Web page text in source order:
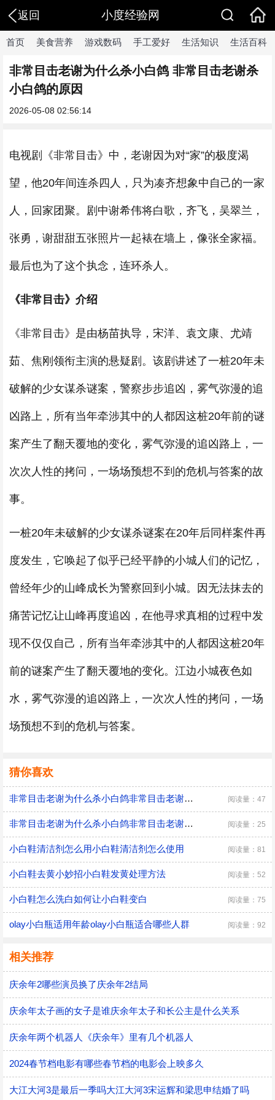
返回 小度经验网
首页 美食营养 游戏数码 手工爱好 生活知识 生活百科
非常目击老谢为什么杀小白鸽 非常目击老谢杀
小白鸽的原因
2026-05-08 02:56:14
电视剧《非常目击》中，老谢因为对“家”的极度渴
望，他20年间连杀四人，只为凑齐想象中自己的一家
人，回家团聚。剧中谢希伟将白歌，齐飞，吴翠兰，
张勇，谢甜甜五张照片一起裱在墙上，像张全家福。
最后也为了这个执念，连环杀人。
《非常目击》介绍
《非常目击》是由杨苗执导，宋洋、袁文康、尤靖
茹、焦刚领衔主演的悬疑剧。该剧讲述了一桩20年未
破解的少女谋杀谜案，警察步步追凶，雾气弥漫的追
凶路上，所有当年牵涉其中的人都因这桩20年前的谜
案产生了翻天覆地的变化，雾气弥漫的追凶路上，一
次次人性的拷问，一场场预想不到的危机与答案的故
事。
一桩20年未破解的少女谋杀谜案在20年后同样案件再
度发生，它唤起了似乎已经平静的小城人们的记忆，
曾经年少的山峰成长为警察回到小城。因无法抹去的
痛苦记忆让山峰再度追凶，在他寻求真相的过程中发
现不仅仅自己，所有当年牵涉其中的人都因这桩20年
前的谜案产生了翻天覆地的变化。江边小城夜色如
水，雾气弥漫的追凶路上，一次次人性的拷问，一场
场预想不到的危机与答案。
猜你喜欢
非常目击老谢为什么杀小白鸽非常目击老谢杀小白鸽的原因 阅读量：47
非常目击老谢为什么杀小白鸽非常目击老谢杀小白鸽的原因 阅读量：25
小白鞋清洁剂怎么用小白鞋清洁剂怎么使用 阅读量：81
小白鞋去黄小妙招小白鞋发黄处理方法 阅读量：52
小白鞋怎么洗白如何让小白鞋变白 阅读量：75
olay小白瓶适用年龄olay小白瓶适合哪些人群 阅读量：92
相关推荐
庆余年2哪些演员换了庆余年2结局
庆余年太子画的女子是谁庆余年太子和长公主是什么关系
庆余年两个机器人《庆余年》里有几个机器人
2024春节档电影有哪些春节档的电影会上映多久
大江大河3是最后一季吗大江大河3宋运辉和梁思申结婚了吗